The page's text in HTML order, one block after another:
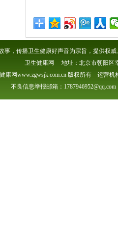
事，传播卫生健康好声音为宗旨，提供权
卫生健康网 地址：北京市朝阳区
康网www.zgwsjk.com.cn 版权所有 运营
不良信息举报邮箱：